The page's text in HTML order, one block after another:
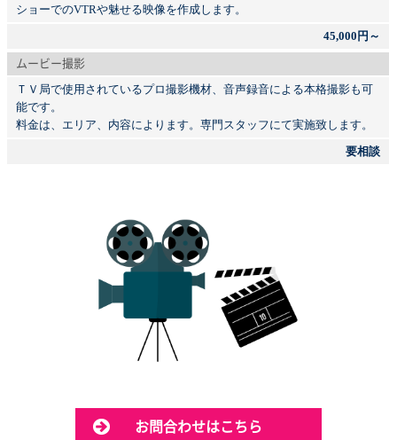
ショーでのVTRや魅せる映像を作成します。
45,000円～
ムービー撮影
ＴＶ局で使用されているプロ撮影機材、音声録音による本格撮影も可
能です。
料金は、エリア、内容によります。専門スタッフにて実施致します。
要相談
お問合わせはこちら